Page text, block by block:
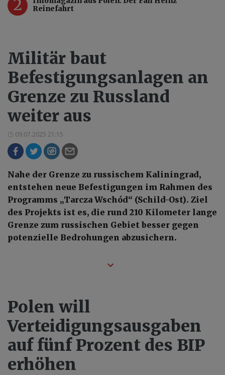
2
Reinefahrt
Militär baut
Befestigungsanlagen an
Grenze zu Russland
weiter aus
09.07.2025 21:15
Nahe der Grenze zu russischem Kaliningrad,
entstehen neue Befestigungen im Rahmen des
Programms „Tarcza Wschód“ (Schild-Ost). Ziel
des Projekts ist es, die rund 210 Kilometer lange
Grenze zum russischen Gebiet besser gegen
potenzielle Bedrohungen abzusichern.
Polen will
Verteidigungsausgaben
auf fünf Prozent des BIP
erhöhen